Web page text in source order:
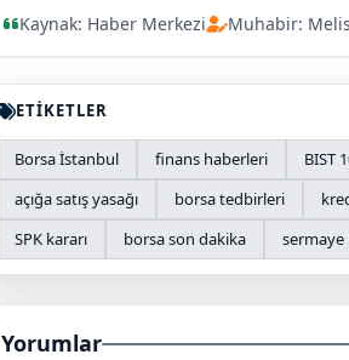
Kaynak: Haber Merkezi
Muhabir:
ETİKETLER
Borsa İstanbul finans haberleri BIST
açığa satış yasağı
borsa tedbirleri
SPK kararı
borsa son dakika sermaye
Yorumlar